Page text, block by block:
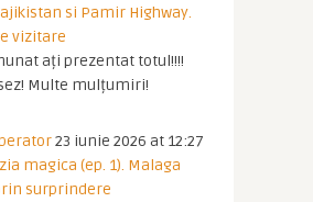
si Pamir Highway.
vizitare
ați prezentat totul!!!!
Multe mulțumiri!
23 iunie 2026 at 12:27
magica (ep. 1). Malaga
surprindere